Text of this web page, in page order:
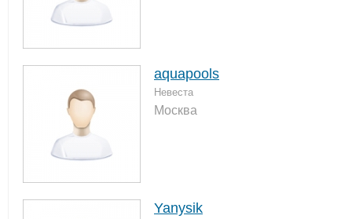
aquapools
Невеста
Москва
Yanysik